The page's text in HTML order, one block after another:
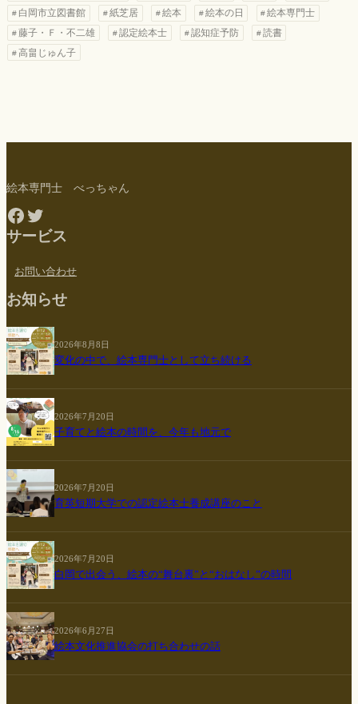
白岡市立図書館
紙芝居 絵本 絵本の日
絵本専門士
藤子・Ｆ・不二雄
認定絵本士 認知症予防
読書
高畠じゅん子
絵本専門士 べっちゃん
Facebook
Twitter
サービス
お問い合わせ
お知らせ
2026年8月8日
変化の中で、絵本専門士として立ち続ける
2026年7月20日
子育てと絵本の時間を、今年も地元で
2026年7月20日
育英短期大学での認定絵本士養成講座のこと
2026年7月20日
白岡で出会う、絵本の“舞台裏”と“おはなし”の時間
2026年6月27日
絵本文化推進協会の打ち合わせの話